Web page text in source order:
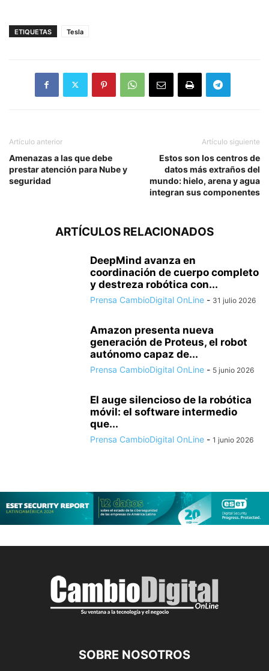
ETIQUETAS Tesla
Artículo anterior
Amenazas a las que debe
prestar atención para Nube y
seguridad
Artículo siguiente
Estos son los centros de
datos más extraños del
mundo: hielo, arena y agua
integran sus componentes
ARTÍCULOS RELACIONADOS
DeepMind avanza en
coordinación de cuerpo completo
y destreza robótica con...
Prensa CambioDigital OnLine - 31 julio 2026
Amazon presenta nueva
generación de Proteus, el robot
autónomo capaz de...
Prensa CambioDigital OnLine - 5 junio 2026
El auge silencioso de la robótica
móvil: el software intermedio
que...
Prensa CambioDigital OnLine - 1 junio 2026
SOBRE NOSOTROS